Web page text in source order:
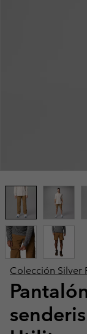
Colección Silver